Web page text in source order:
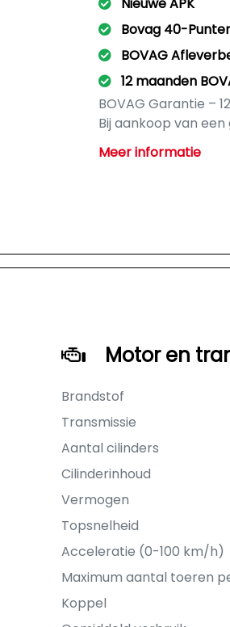
Bovag 40-
BOVAG
12 maanden
BOVAG Garantie –
Bij aankoop van
ontvangt u:
12 maanden
Hulp via het
BOVAG Garantie is
Meer informatie
Motor en
Brandstof
Transmissie
Aantal cilinders
Cilinderinhoud
Vermogen
Topsnelheid
Acceleratie (0-100 km/h)
Maximum aantal toeren
Koppel